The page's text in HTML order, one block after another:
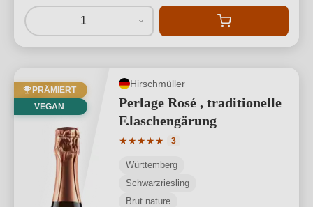
1
PRÄMIERT
VEGAN
Hirschmüller
Perlage Rosé , traditionelle
F.laschengärung
★★★★★
Durchschnittliche Bewertung von 5
3
Württemberg
Schwarzriesling
Brut nature